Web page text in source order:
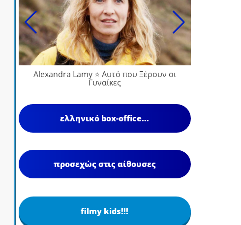
Alexandra Lamy ⭐ Αυτό που Ξέρουν οι
Γυναίκες
ελληνικό box-office...
προσεχώς στις αίθουσες
filmy kids!!!